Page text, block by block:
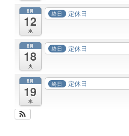
8月
12
水
終日 定休日
8月
18
火
終日 定休日
8月
19
水
終日 定休日